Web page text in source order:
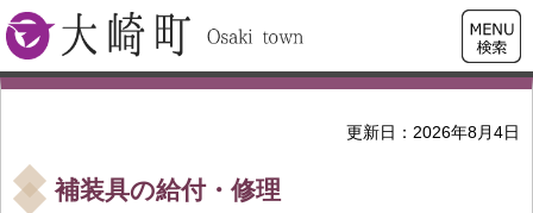
大崎町
検索・
共通メ
ニュー
更新日：2026年8月4日
補装具の給付・修理